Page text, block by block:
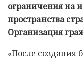
ограничения на
пространства
Организация
«После создания